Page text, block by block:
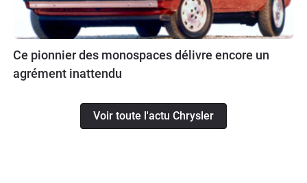
Ce pionnier des monospaces délivre encore un
agrément inattendu
Voir toute l'actu Chrysler